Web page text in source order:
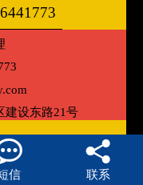
建设东路21号
信

联系